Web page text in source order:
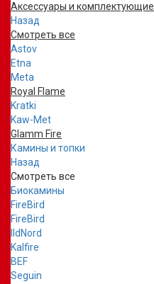
Аксессуары и комплектующие
Назад
Смотреть все
Astov
Etna
Meta
Royal Flame
Kratki
Kaw-Met
Glamm Fire
Камины и топки
Назад
Смотреть все
Биокамины
FireBird
FireBird
IldNord
Kalfire
BEF
Seguin